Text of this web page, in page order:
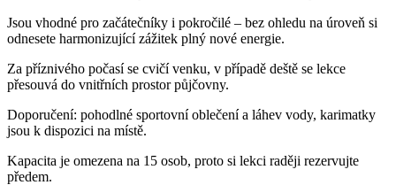
Jsou vhodné pro začátečníky i pokročilé – bez ohledu na úroveň si
odnesete harmonizující zážitek plný nové energie.
Za příznivého počasí se cvičí venku, v případě deště se lekce
přesouvá do vnitřních prostor půjčovny.
Doporučení: pohodlné sportovní oblečení a láhev vody, karimatky
jsou k dispozici na místě.
Kapacita je omezena na 15 osob, proto si lekci raději rezervujte
předem.